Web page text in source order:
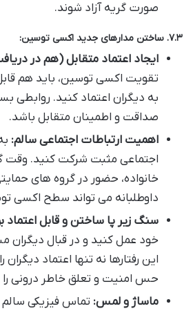
صورت گریه آزاد شوند.
۷.۳. ساختن مدارهای جدید اکسی توسین:
ایجاد اعتماد متقابل (هم در
تقویت اکسی توسین، باید هم
به دیگران اعتماد کنید. روابطی
صداقت و اطمینان متقابل باشد.
اهمیت ارتباطات اجتماعی سالم:
اجتماعی مثبت شرکت کنید. وقت
خانواده، حضور در گروه های
داوطلبانه می تواند سطح اکسی
سنگ زیر پا ساختن و قابل اعتماد
خود عمل کنید و در قبال دیگران
این رفتارها نه تنها اعتماد
حس امنیت و تعلق خاطر درونی
ماساژ و لمس: تماس فیزیکی